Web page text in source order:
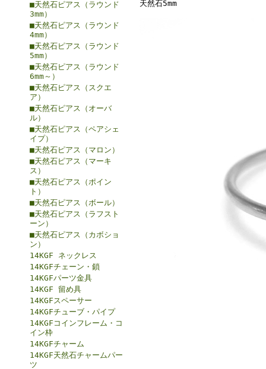
■天然石ピアス（ラウンド
3mm）
■天然石ピアス（ラウンド
4mm）
■天然石ピアス（ラウンド
5mm）
■天然石ピアス（ラウンド
6mm～）
■天然石ピアス（スクエ
ア）
■天然石ピアス（オーバ
ル）
■天然石ピアス（ペアシェ
イプ）
■天然石ピアス（マロン）
■天然石ピアス（マーキ
ス）
■天然石ピアス（ポイン
ト）
■天然石ピアス（ボール）
■天然石ピアス（ラフスト
ーン）
■天然石ピアス（カボショ
ン）
14KGF ネックレス
14KGFチェーン・鎖
14KGFパーツ金具
14KGF 留め具
14KGFスペーサー
14KGFチューブ・パイプ
14KGFコインフレーム・コ
イン枠
14KGFチャーム
14KGF天然石チャームパー
ツ
天然石5mm